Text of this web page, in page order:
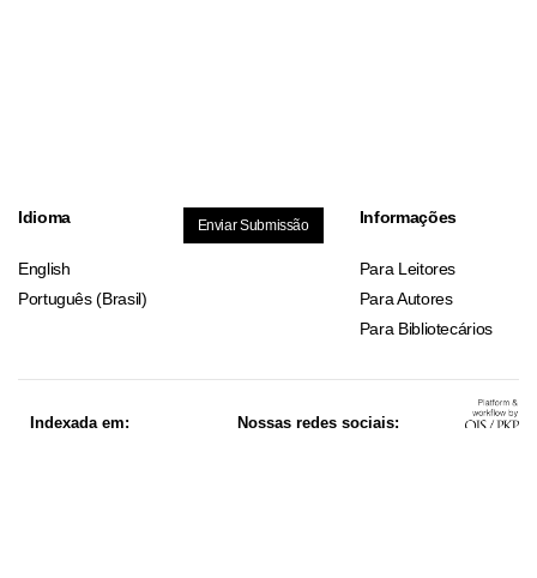
Idioma
English
Português (Brasil)
Enviar Submissão Informações
Para Leitores
Para Autores
Para Bibliotecários
Indexada em: Nossas redes sociais: